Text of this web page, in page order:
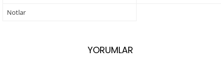
Notlar
YORUMLAR